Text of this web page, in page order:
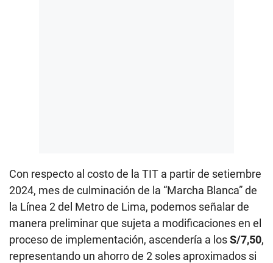
Con respecto al costo de la TIT a partir de setiembre
2024, mes de culminación de la “Marcha Blanca” de
la Línea 2 del Metro de Lima, podemos señalar de
manera preliminar que sujeta a modificaciones en el
proceso de implementación, ascendería a losS/7,50,
representando un ahorro de 2 soles aproximados si